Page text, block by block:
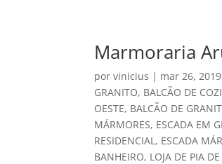
Marmoraria
porvinicius | mar 26, 2019
GRANITO, BALCÃO DE
OESTE, BALCÃO DE
MÁRMORES, ESCADA EM
RESIDENCIAL , ESCADA
BANHEIRO, LOJA DE PIA